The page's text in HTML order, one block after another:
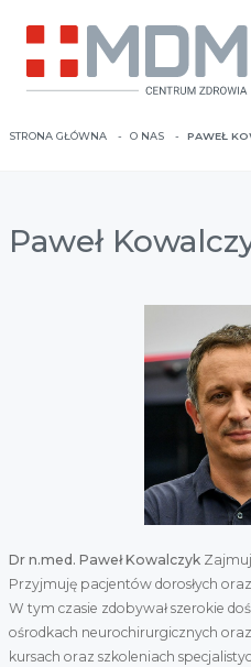
STRONA GŁÓWNA O NAS PAWEŁ
Paweł
Dr n.med. Paweł Kowalczyk
Przyjmuję pacjentów dorosłych
W tym czasie zdobywał szerokie
ośrodkach neurochirurgicznych
kursach oraz szkoleniach